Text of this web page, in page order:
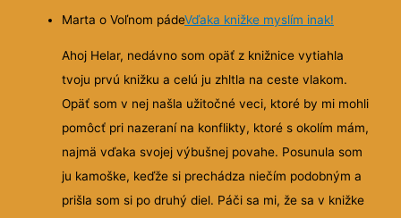
Marta o Voľnom pádeVďaka knižke myslím inak!
Ahoj Helar, nedávno som opäť z knižnice vytiahla
tvoju prvú knižku a celú ju zhltla na ceste vlakom.
Opäť som v nej našla užitočné veci, ktoré by mi mohli
pomôcť pri nazeraní na konflikty, ktoré s okolím mám,
najmä vďaka svojej výbušnej povahe. Posunula som
ju kamoške, keďže si prechádza niečím podobným a
prišla som si po druhý diel. Páči sa mi, že sa v knižke